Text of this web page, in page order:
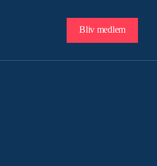
Bliv medlem